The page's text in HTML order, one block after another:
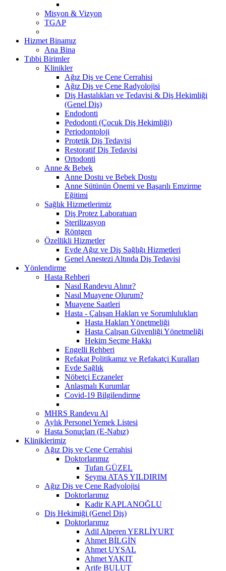
Misyon & Vizyon
TGAP
Hizmet Binamız
Ana Bina
Tıbbi Birimler
Klinikler
Ağız Diş ve Çene Cerrahisi
Ağız Diş ve Çene Radyolojisi
Diş Hastalıkları ve Tedavisi & Diş Hekimliği
(Genel Diş)
Endodonti
Pedodonti (Çocuk Diş Hekimliği)
Periodontoloji
Protetik Diş Tedavisi
Restoratif Diş Tedavisi
Ortodonti
Anne & Bebek
Anne Dostu ve Bebek Dostu
Anne Sütünün Önemi ve Başarılı Emzirme
Eğitimi
Sağlık Hizmetlerimiz
Diş Protez Laboratuarı
Sterilizasyon
Röntgen
Özellikli Hizmetler
Evde Ağız ve Diş Sağlığı Hizmetleri
Genel Anestezi Altında Diş Tedavisi
Yönlendirme
Hasta Rehberi
Nasıl Randevu Alınır?
Nasıl Muayene Olurum?
Muayene Saatleri
Hasta - Çalışan Hakları ve Sorumlulukları
Hasta Hakları Yönetmeliği
Hasta Çalışan Güvenliği Yönetmeliği
Hekim Seçme Hakkı
Engelli Rehberi
Refakat Politikamız ve Refakatçi Kuralları
Evde Sağlık
Nöbetçi Eczaneler
Anlaşmalı Kurumlar
Covid-19 Bilgilendirme
MHRS Randevu Al
Aylık Personel Yemek Listesi
Hasta Sonuçları (E-Nabız)
Kliniklerimiz
Ağız Diş ve Çene Cerrahisi
Doktorlarımız
Tufan GÜZEL
Şeyma ATAŞ YILDIRIM
Ağız Diş ve Çene Radyolojisi
Doktorlarımız
Kadir KAPLANOĞLU
Diş Hekimiği (Genel Diş)
Doktorlarımız
Adil Alperen YERLİYURT
Ahmet BİLGİN
Ahmet UYSAL
Ahmet YAKIT
Arife BULUT